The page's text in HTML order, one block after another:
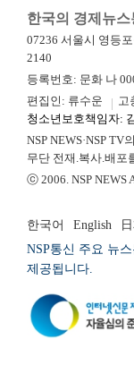
한국의 경제뉴스
07236 서울시 영등
2140
등록번호: 문화 나
편집인: 류수운
고
청소년보호책임자:
NSP NEWS·NSP
무단 전재.복사.배포
ⓒ 2006. NSP NEWS
한국어 English
NSP통신 주요 뉴
제공됩니다.